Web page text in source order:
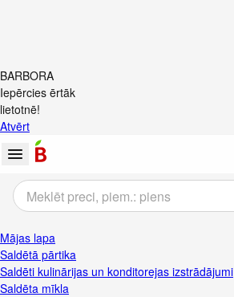
BARBORA
Iepērcies ērtāk
lietotnē!
Atvērt
Mājas lapa
Saldētā pārtika
Saldēti kulinārijas un konditorejas izstrādājumi
Saldēta mīkla